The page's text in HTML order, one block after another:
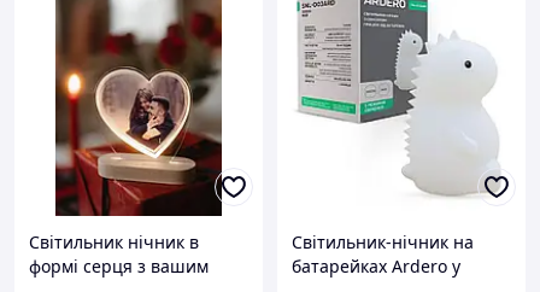
Світильник нічник в
формі серця з вашим
Світильник-нічник на
батарейках Ardero у